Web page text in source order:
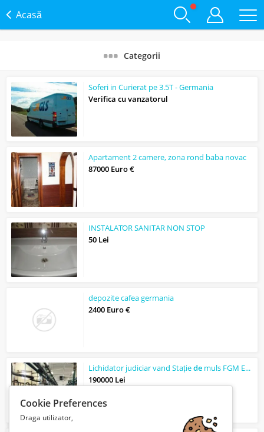
Acasă
Categorii
Soferi in Curierat pe 3.5T - Germania
Verifica cu vanzatorul
Apartament 2 camere, zona rond baba novac
87000 Euro €
INSTALATOR SANITAR NON STOP
50 Lei
depozite cafea germania
2400 Euro €
Lichidator judiciar vand Stațiede muls FGM Euro Glass
190000 Lei
Cookie Preferences
Draga utilizator,